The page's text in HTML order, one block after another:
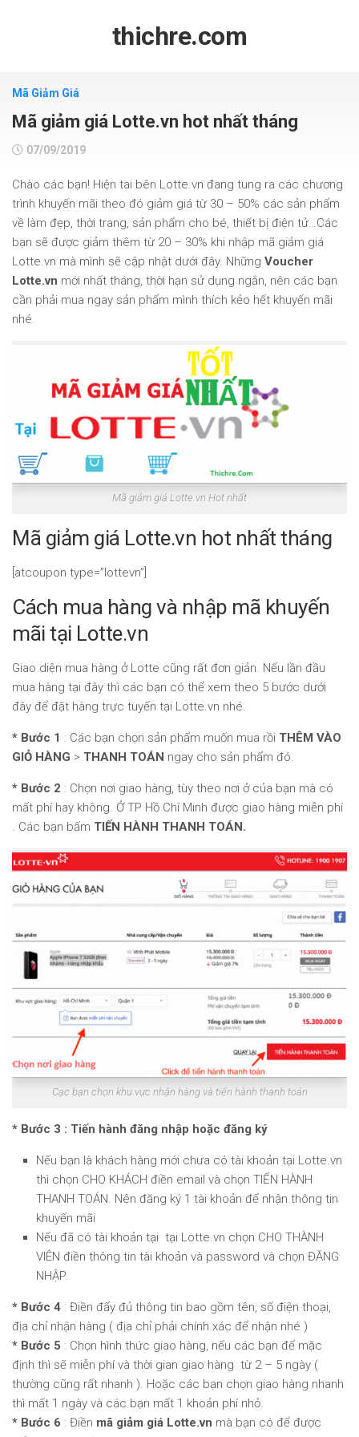
thichre.com
Mã Giảm Giá
Mã giảm giá Lotte.vn hot nhất tháng
07/09/2019
Chào các bạn! Hiện tai bên Lotte.vn đang tung ra các chương
trình khuyến mãi theo đó giảm giá từ 30 – 50% các sản phẩm
về làm đẹp, thời trang, sản phẩm cho bé, thiết bị điện tử…Các
bạn sẽ được giảm thêm từ 20 – 30% khi nhập mã giảm giá
Lotte.vn mà mình sẽ cập nhật dưới đây. Những Voucher
Lotte.vn mới nhất tháng, thời hạn sử dụng ngắn, nên các bạn
cần phải mua ngay sản phẩm mình thích kẻo hết khuyến mãi
nhé.
Mã giảm giá Lotte.vn Hot nhất
Mã giảm giá Lotte.vn hot nhất tháng
[atcoupon type=”lottevn”]
Cách mua hàng và nhập mã khuyến
mãi tại Lotte.vn
Giao diện mua hàng ở Lotte cũng rất đơn giản. Nếu lần đầu
mua hàng tại đây thì các bạn có thể xem theo 5 bước dưới
đây để đặt hàng trực tuyến tại Lotte.vn nhé.
* Bước 1 : Các bạn chọn sản phẩm muốn mua rồi THÊM VÀO
GIỎ HÀNG > THANH TOÁN ngay cho sản phẩm đó.
* Bước 2 : Chọn nơi giao hàng, tùy theo nơi ở của bạn mà có
mất phí hay không. Ở TP Hồ Chí Minh được giao hàng miễn phí
. Các bạn bấm TIẾN HÀNH THANH TOÁN.
Cạc bạn chọn khu vực nhận hàng và tiến hành thanh toán
* Bước 3 : Tiến hành đăng nhập hoặc đăng ký
Nếu bạn là khách hàng mới chưa có tài khoản tại Lotte.vn
thì chọn CHO KHÁCH điền email và chọn TIẾN HÀNH
THANH TOÁN. Nên đăng ký 1 tài khoản để nhận thông tin
khuyến mãi
Nếu đã có tài khoản tại tại Lotte.vn chọn CHO THÀNH
VIÊN điền thông tin tài khoản và password và chọn ĐĂNG
NHẬP.
* Bước 4 : Điền đẩy đủ thông tin bao gồm tên, số điện thoại,
địa chỉ nhận hàng ( địa chỉ phải chính xác để nhận nhé )
* Bước 5 : Chọn hình thức giao hàng, nếu các bạn để mặc
định thì sẽ miễn phí và thời gian giao hàng từ 2 – 5 ngày (
thường cũng rất nhanh ). Hoặc các bạn chọn giao hàng nhanh
thì mất 1 ngày và các bạn mất 1 khoản phí nhỏ.
* Bước 6 : Điền mã giảm giá Lotte.vn mà bạn có để được